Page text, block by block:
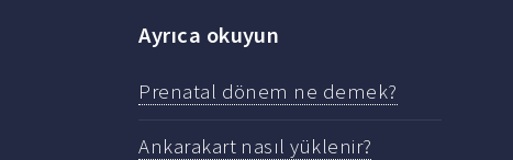
Ayrıca okuyun
Prenatal dönem ne demek?
Ankarakart nasıl yüklenir?